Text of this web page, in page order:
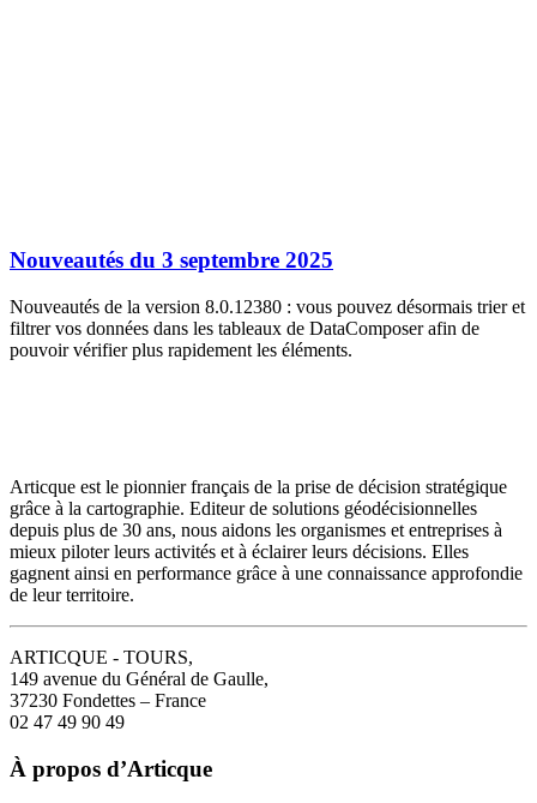
Nouveautés du 3 septembre 2025
Nouveautés de la version 8.0.12380 : vous pouvez désormais trier et
filtrer vos données dans les tableaux de DataComposer afin de
pouvoir vérifier plus rapidement les éléments.
Articque est le pionnier français de la prise de décision stratégique
grâce à la cartographie. Editeur de solutions géodécisionnelles
depuis plus de 30 ans, nous aidons les organismes et entreprises à
mieux piloter leurs activités et à éclairer leurs décisions. Elles
gagnent ainsi en performance grâce à une connaissance approfondie
de leur territoire.
ARTICQUE - TOURS,
149 avenue du Général de Gaulle,
37230 Fondettes – France
02 47 49 90 49
À propos d’Articque